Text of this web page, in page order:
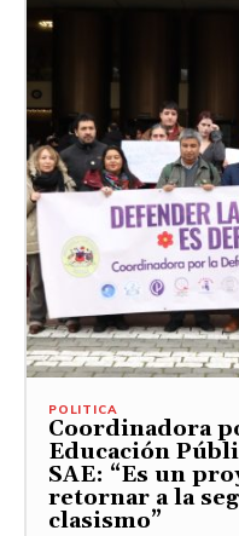
POLITICA
Coordinadora
Educación
SAE: “Es un
retornar a la
clasismo”